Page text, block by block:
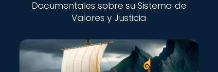
Documentales sobre su Sistema de
Valores y Justicia